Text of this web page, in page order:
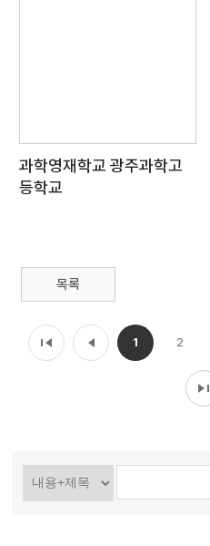
과학영재학교 광주과학고
등학교
목록
1 2